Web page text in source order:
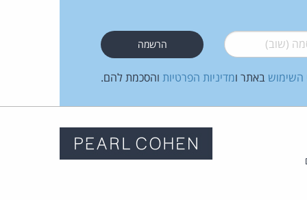
(שוב)*
השימוש באתר ומדיניות הפרטיות והסכמת להם.